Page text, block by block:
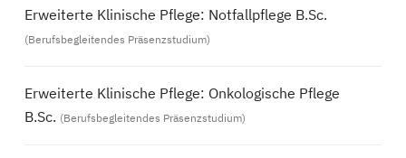
Erweiterte Klinische Pflege: Notfallpflege B.Sc.
(Berufsbegleitendes Präsenzstudium)
Erweiterte Klinische Pflege: Onkologische Pflege
B.Sc. (Berufsbegleitendes Präsenzstudium)